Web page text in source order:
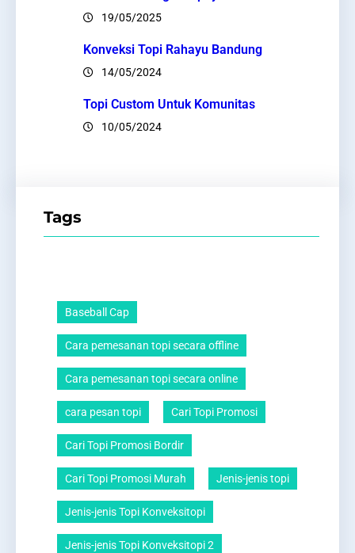
19/05/2025
Konveksi Topi Rahayu Bandung
14/05/2024
Topi Custom Untuk Komunitas
10/05/2024
Tags
Baseball Cap
Cara pemesanan topi secara offline
Cara pemesanan topi secara online
cara pesan topi Cari Topi Promosi
Cari Topi Promosi Bordir
Cari Topi Promosi Murah Jenis-jenis topi
Jenis-jenis Topi Konveksitopi
Jenis-jenis Topi Konveksitopi 2